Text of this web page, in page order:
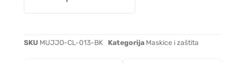
SKU MUJJO-CL-013-BK Kategorija Maskice i zaštita